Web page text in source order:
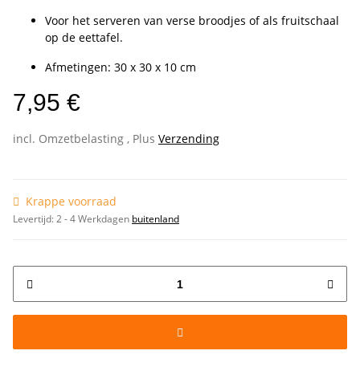
Voor het serveren van verse broodjes of als fruitschaal
op de eettafel.
Afmetingen: 30 x 30 x 10 cm
7,95 €
incl. Omzetbelasting , Plus Verzending
Krappe voorraad
Levertijd:2 - 4 Werkdagen buitenland